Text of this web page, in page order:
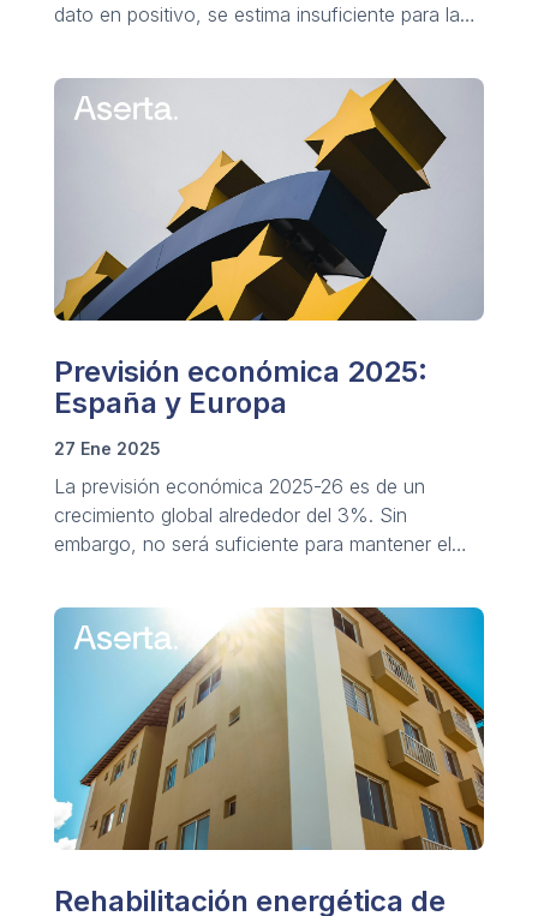
dato en positivo, se estima insuficiente para la
Previsión económica 2025:
España y Europa
27 Ene 2025
La previsión económica 2025-26 es de un
crecimiento global alrededor del 3%. Sin
embargo, no será suficiente para mantener el
Rehabilitación energética de